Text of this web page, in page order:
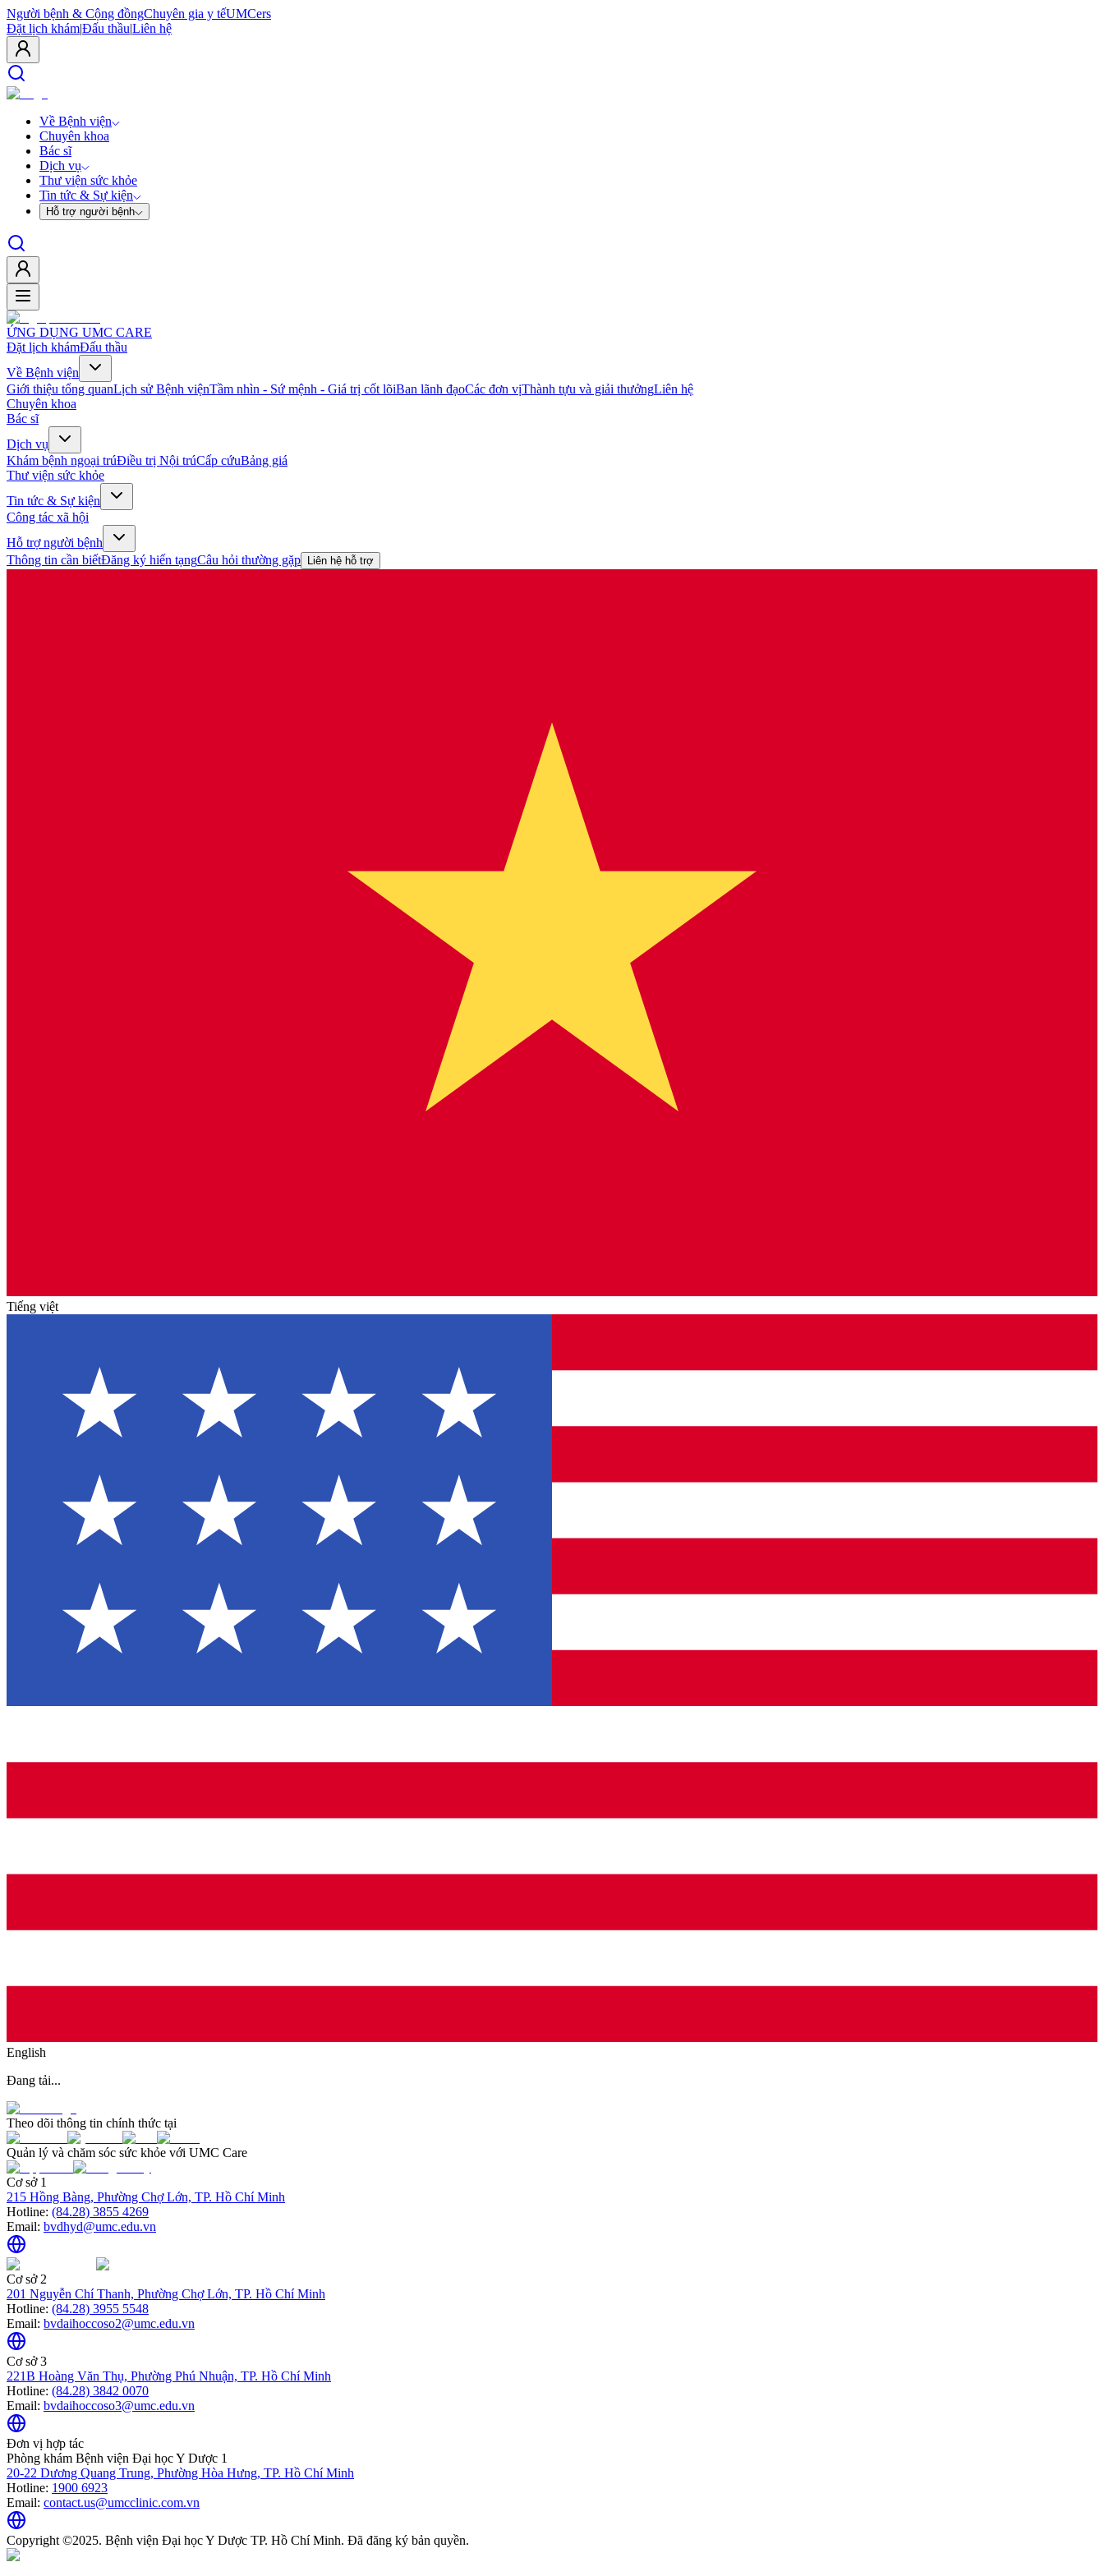
Người bệnh & Cộng đồngChuyên gia y tếUMCers
Đặt lịch khám|Đấu thầu|Liên hệ
Về Bệnh viện
Chuyên khoa
Bác sĩ
Dịch vụ
Thư viện sức khỏe
Tin tức & Sự kiện
Hỗ trợ người bệnh
ỨNG DỤNG UMC CARE
Đặt lịch khámĐấu thầu
Về Bệnh viện
Giới thiệu tổng quanLịch sử Bệnh việnTầm nhìn - Sứ mệnh - Giá trị cốt lõiBan lãnh đạoCác đơn vịThành tựu và giải thưởngLiên hệ
Chuyên khoa
Bác sĩ
Dịch vụ
Khám bệnh ngoại trúĐiều trị Nội trúCấp cứuBảng giá
Thư viện sức khỏe
Tin tức & Sự kiện
Công tác xã hội
Hỗ trợ người bệnh
Thông tin cần biếtĐăng ký hiến tạngCâu hỏi thường gặp Liên hệ hỗ trợ
Tiếng việt
English
Đang tải...
Theo dõi thông tin chính thức tại
Quản lý và chăm sóc sức khỏe với UMC Care
Cơ sở 1
215 Hồng Bàng, Phường Chợ Lớn, TP. Hồ Chí Minh
Hotline: (84.28) 3855 4269
Email: bvdhyd@umc.edu.vn
Cơ sở 2
201 Nguyễn Chí Thanh, Phường Chợ Lớn, TP. Hồ Chí Minh
Hotline: (84.28) 3955 5548
Email: bvdaihoccoso2@umc.edu.vn
Cơ sở 3
221B Hoàng Văn Thụ, Phường Phú Nhuận, TP. Hồ Chí Minh
Hotline: (84.28) 3842 0070
Email: bvdaihoccoso3@umc.edu.vn
Đơn vị hợp tác
Phòng khám Bệnh viện Đại học Y Dược 1
20-22 Dương Quang Trung, Phường Hòa Hưng, TP. Hồ Chí Minh
Hotline: 1900 6923
Email: contact.us@umcclinic.com.vn
Copyright ©2025. Bệnh viện Đại học Y Dược TP. Hồ Chí Minh. Đã đăng ký bản quyền.